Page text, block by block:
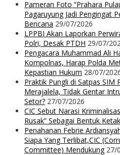
Pameran Foto “Prahara
Pagaruyung Jadi Pengingat
Bencana 29/07/2026
LPPBI Akan Laporkan
Polri, Desak PTDH 29/07/
Pengacara Muhammad Ali
Kompolnas, Harap Polda
Kepastian Hukum 28/07/
Praktik Pungli di Satpas SIM
Merajalela, Tidak Gentar
Setor? 27/07/2026
CIC Sebut Narasi
Rusak” Sebagai Bentuk
Penahanan Febrie
Siapa Yang Terlibat,CIC
Committee) Mendukung 27/